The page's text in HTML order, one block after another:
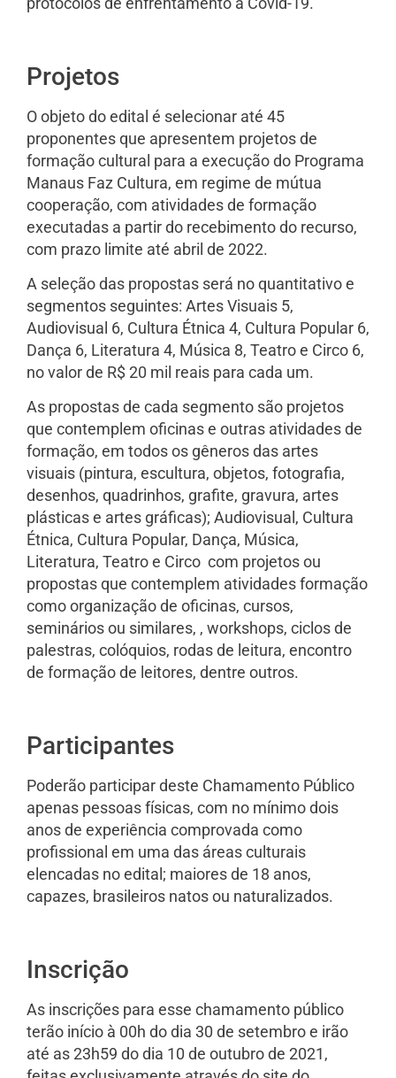
Projetos
O objeto do edital é selecionar até 45
proponentes que apresentem projetos de
formação cultural para a execução do Programa
Manaus Faz Cultura, em regime de mútua
cooperação, com atividades de formação
executadas a partir do recebimento do recurso,
com prazo limite até abril de 2022.
A seleção das propostas será no quantitativo e
segmentos seguintes: Artes Visuais 5,
Audiovisual 6, Cultura Étnica 4, Cultura Popular 6,
Dança 6, Literatura 4, Música 8, Teatro e Circo 6,
no valor de R$ 20 mil reais para cada um.
As propostas de cada segmento são projetos
que contemplem oficinas e outras atividades de
formação, em todos os gêneros das artes
visuais (pintura, escultura, objetos, fotografia,
desenhos, quadrinhos, grafite, gravura, artes
plásticas e artes gráficas); Audiovisual, Cultura
Étnica, Cultura Popular, Dança, Música,
Literatura, Teatro e Circo com projetos ou
propostas que contemplem atividades formação
como organização de oficinas, cursos,
seminários ou similares, , workshops, ciclos de
palestras, colóquios, rodas de leitura, encontro
de formação de leitores, dentre outros.
Participantes
Poderão participar deste Chamamento Público
apenas pessoas físicas, com no mínimo dois
anos de experiência comprovada como
profissional em uma das áreas culturais
elencadas no edital; maiores de 18 anos,
capazes, brasileiros natos ou naturalizados.
Inscrição
As inscrições para esse chamamento público
terão início à 00h do dia 30 de setembro e irão
até as 23h59 do dia 10 de outubro de 2021,